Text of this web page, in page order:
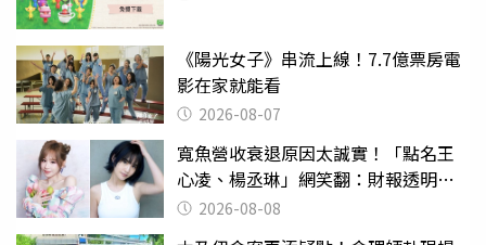
《陽光女子》串流上線！7.7億票房電
影在家就能看
2026-08-07
寬魚營收衰退原因太誠實！「點名王
心凌、楊丞琳」網笑翻：財報透明度
滿分2026-08-08